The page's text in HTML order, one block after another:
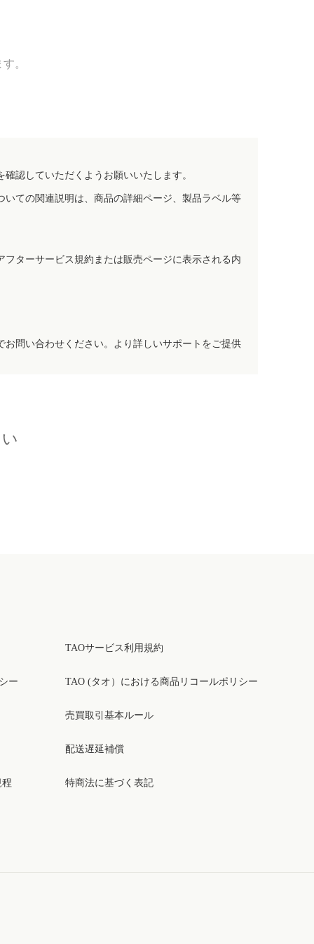
。
認していただくようお願いいたします。
ての関連説明は、商品の詳細ページ、製品ラベル等
ターサービス規約または販売ページに表示される内
問い合わせください。より詳しいサポートをご提供
ー
TAOサービス利用規約
TAO (タオ）における商品リコールポリシー
売買取引基本ルール
配送遅延補償
特商法に基づく表記